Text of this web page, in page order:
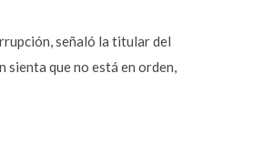
señaló la titular del
sienta que no está en orden,